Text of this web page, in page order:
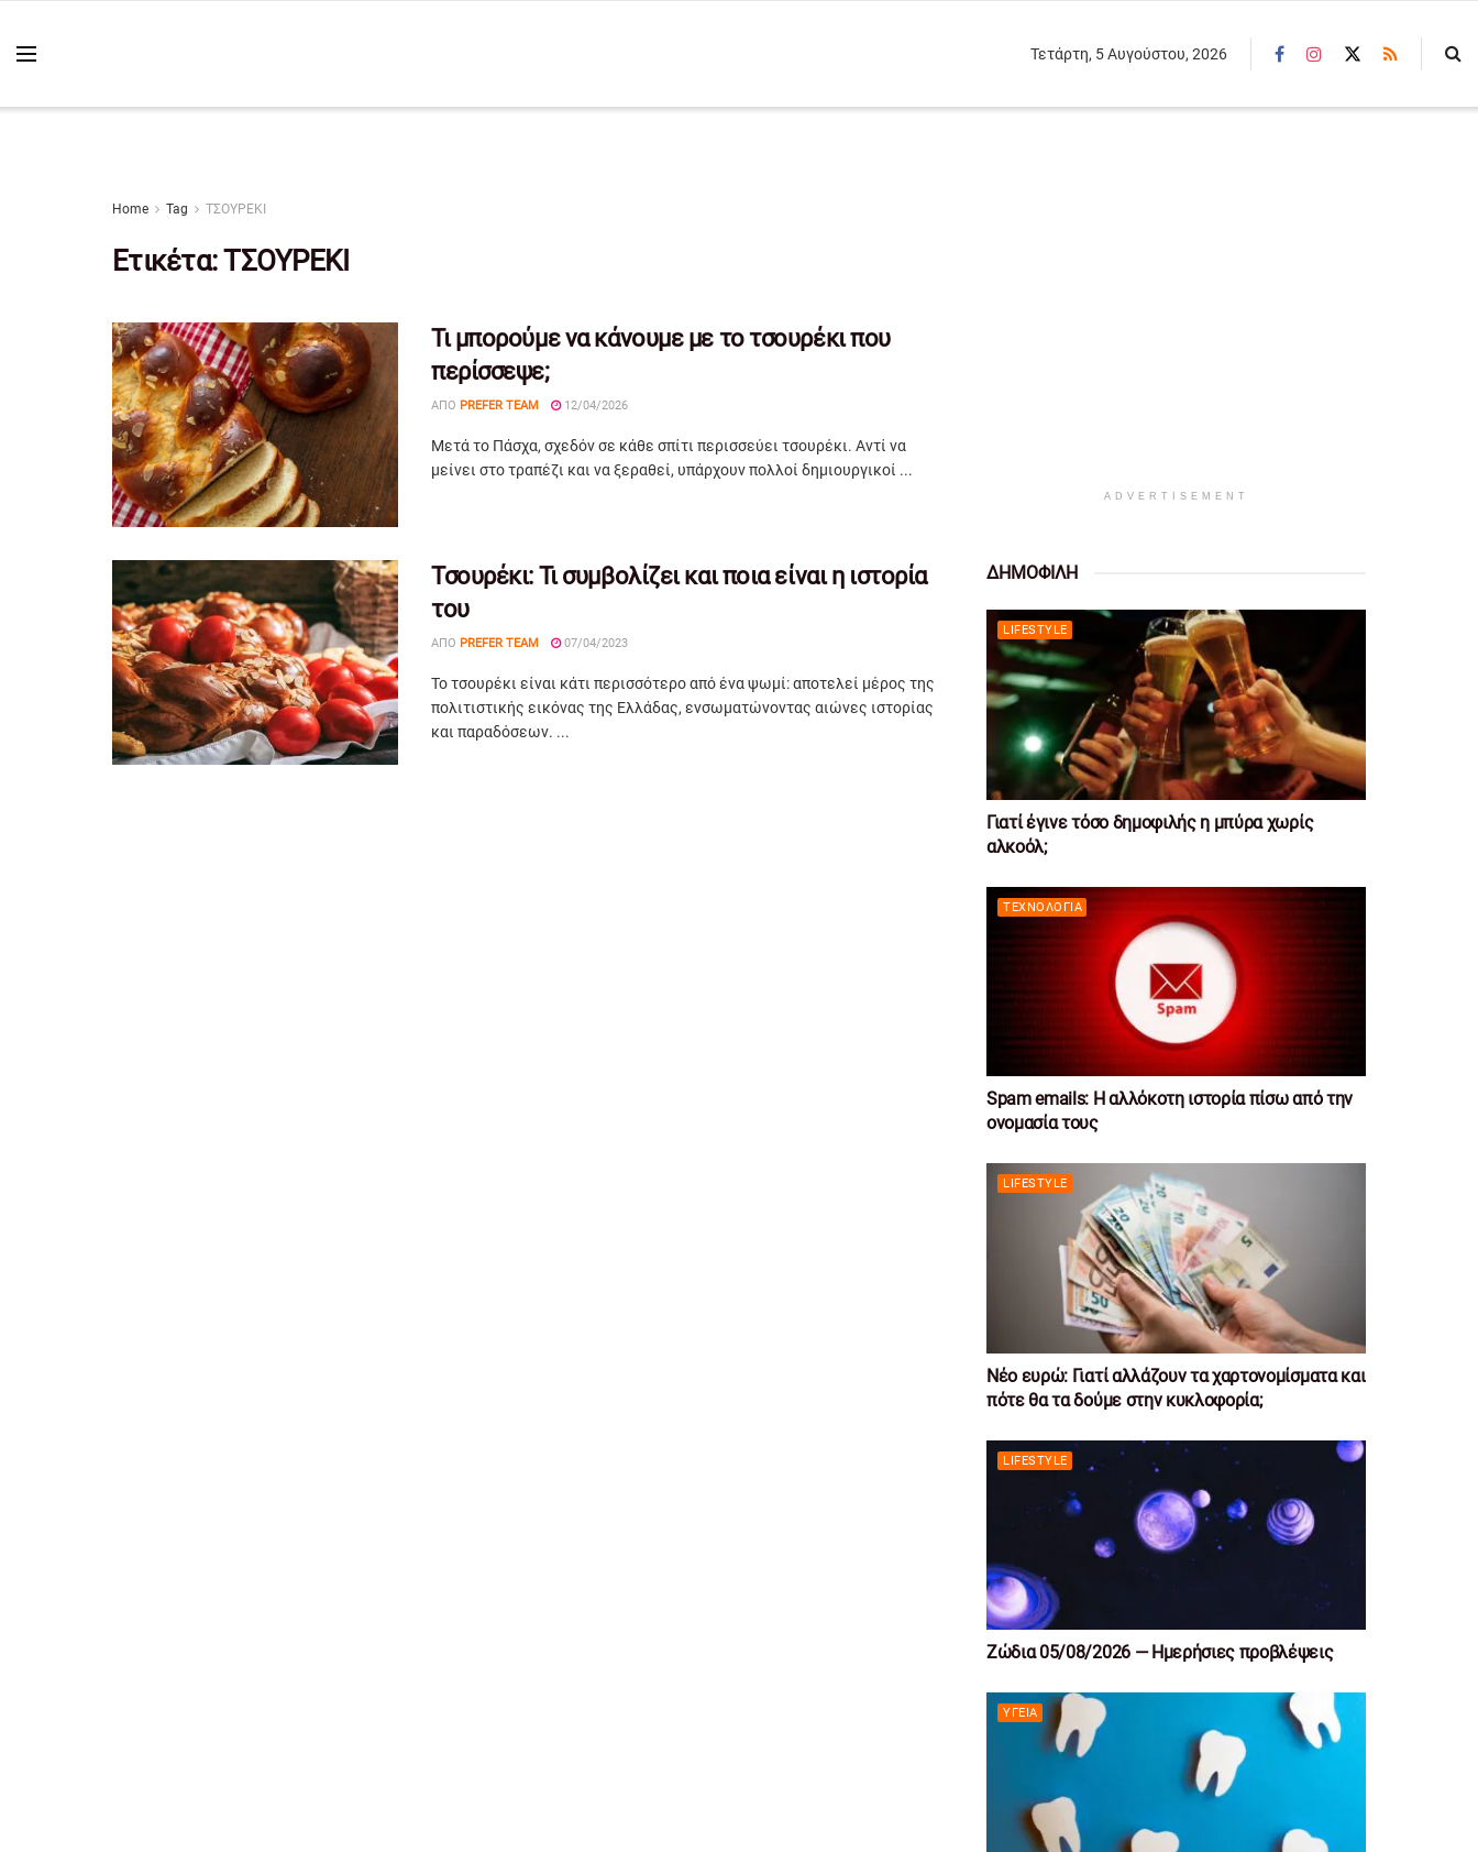
Τετάρτη, 5 Αυγούστου, 2026
Home Tag ΤΣΟΥΡΕΚΙ
Ετικέτα:ΤΣΟΥΡΕΚΙ
Τι μπορούμε να κάνουμε με το τσουρέκι που
περίσσεψε;
ΑΠΌ PREFER TEAM 12/04/2026
Μετά το Πάσχα, σχεδόν σε κάθε σπίτι περισσεύει τσουρέκι. Αντί να
μείνει στο τραπέζι και να ξεραθεί, υπάρχουν πολλοί δημιουργικοί ...
Τσουρέκι: Τι συμβολίζει και ποια είναι η ιστορία
του
ΑΠΌ PREFER TEAM 07/04/2023
Το τσουρέκι είναι κάτι περισσότερο από ένα ψωμί: αποτελεί μέρος της
πολιτιστικής εικόνας της Ελλάδας, ενσωματώνοντας αιώνες ιστορίας
και παραδόσεων. ...
ADVERTISEMENT
ΔΗΜΟΦΙΛΗ
LIFESTYLE
Γιατί έγινε τόσο δημοφιλής η μπύρα χωρίς
αλκοόλ;
ΤΕΧΝΟΛΟΓΊΑ
Spam emails: Η αλλόκοτη ιστορία πίσω από την
ονομασία τους
LIFESTYLE
Νέο ευρώ: Γιατί αλλάζουν τα χαρτονομίσματα και
πότε θα τα δούμε στην κυκλοφορία;
LIFESTYLE
Ζώδια 05/08/2026 — Ημερήσιες προβλέψεις
ΥΓΕΊΑ